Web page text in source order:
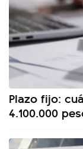
Plazo fijo:
4.100.000